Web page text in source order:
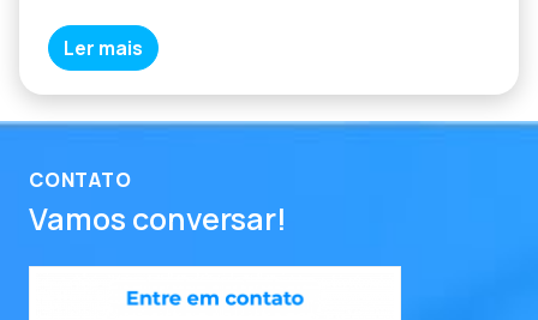
Ler mais
CONTATO
Vamos conversar!